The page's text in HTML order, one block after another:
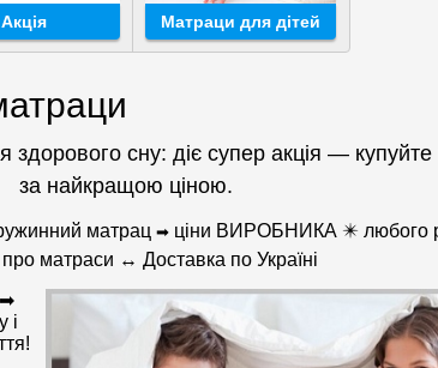
Акція Матраци для дітей
сну: діє супер акція —
за найкращою ціною.
матрац ➡ціни ВИРОБНИКА ✴️ любого
про матраси ↔ Доставка по Україні
і